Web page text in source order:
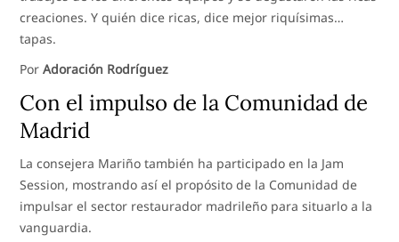
creaciones. Y quién dice ricas, dice mejor riquísimas…
tapas.
PorAdoración Rodríguez
Con el impulso de la Comunidad de
Madrid
La consejera Mariño también ha participado en la Jam
Session, mostrando así el propósito de la Comunidad de
impulsar el sector restaurador madrileño para situarlo a la
vanguardia.